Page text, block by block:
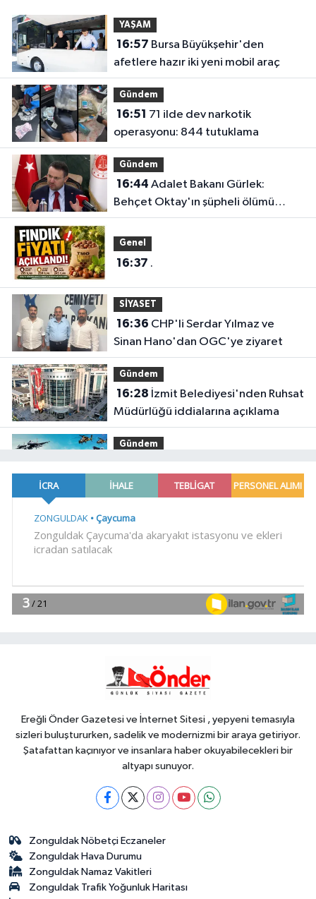
YAŞAM
16:57
afetlere hazır iki yeni mobil araç
Gündem
16:51
operasyonu: 844 tutuklama
Gündem
16:44
Behçet Oktay'ın şüpheli ölümü
yeniden kapsamlı şekilde
incelenecek
Genel
16:37 .
SİYASET
16:36
Sinan Hano'dan OGC'ye ziyaret
Gündem
16:28
Müdürlüğü iddialarına açıklama
Gündem
için Estonya'da... MSB yerli savunma
sistemleriyle güçleniyor
16:19 İMES OSB geleceğin
16:09
mezunlara ikamet kolaylığı... Süre 2
Ereğli Önder Gazetesi ve İnternet Sitesi , yepyeni temasıyla
sizleri buluştururken, sadelik ve modernizmi bir araya getiriyor.
Şatafattan kaçınıyor ve insanlara haber okuyabilecekleri bir
altyapı sunuyor.
Zonguldak Nöbetçi Eczaneler
Zonguldak Hava Durumu
Zonguldak Namaz Vakitleri
Zonguldak Trafik Yoğunluk Haritası